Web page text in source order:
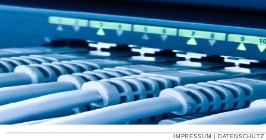
IMPRESSUM DATENSCHUTZ